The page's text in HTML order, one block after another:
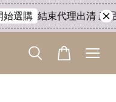
選購 結束代理出清 產